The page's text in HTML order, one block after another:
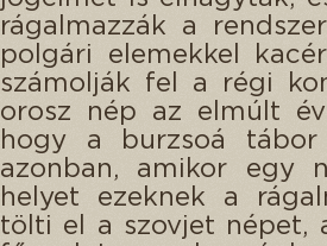
rágalmazzák a
polgári elemekkel
számolják fel a régi
orosz nép az elmúlt
hogy a burzsoá
azonban, amikor egy
helyet ezeknek a
tölti el a szovjet népet,